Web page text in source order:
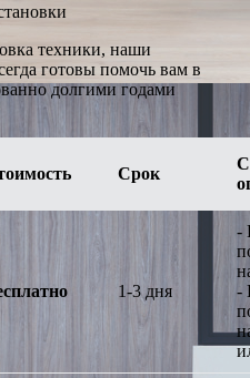
техники, наши
готовы помочь вам в
долгими годами
Срок
1-3 дня
-
-